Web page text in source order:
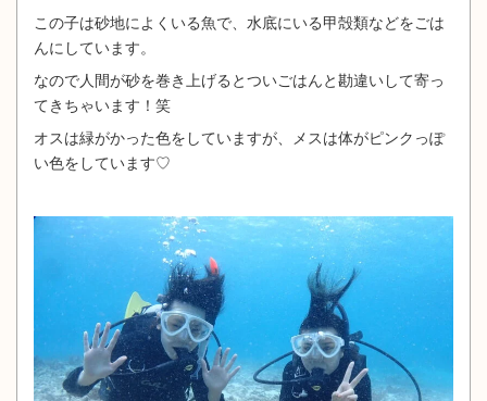
この子は砂地によくいる魚で、水底にいる甲殻類などをごは
んにしています。
なので人間が砂を巻き上げるとついごはんと勘違いして寄っ
てきちゃいます！笑
オスは緑がかった色をしていますが、メスは体がピンクっぽ
い色をしています♡